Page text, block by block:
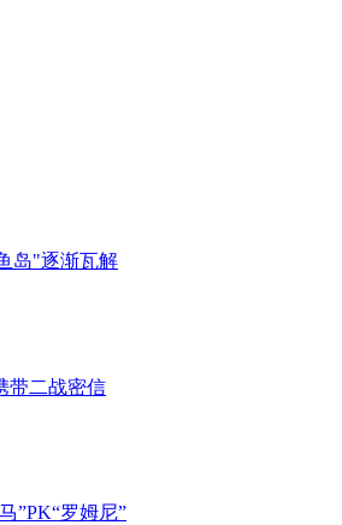
岛"逐渐瓦解
带二战密信
”PK“罗姆尼”